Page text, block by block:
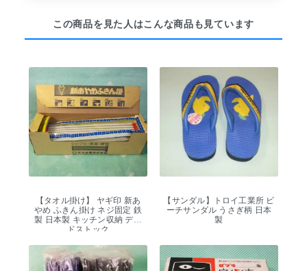
この商品を見た人はこんな商品も見ています
【タオル掛け】 ヤギ印 新あ
やめ ふきん掛け ネジ固定 鉄
製 日本製 キッチン収納 デッ
ドストック
【サンダル】トロイ工業所 ビ
ーチサンダル うさぎ柄 日本
製